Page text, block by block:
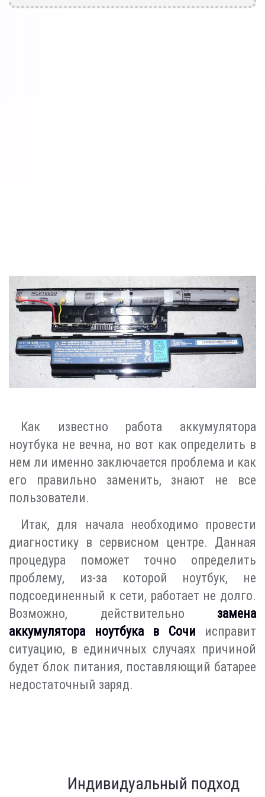
Как известно работа аккумулятора
ноутбука не вечна, но вот как определить в
нем ли именно заключается проблема и как
его правильно заменить, знают не все
пользователи.
Итак, для начала необходимо провести
диагностику в сервисном центре. Данная
процедура поможет точно определить
проблему, из-за которой ноутбук, не
подсоединенный к сети, работает не долго.
Возможно, действительно замена
аккумулятора ноутбука в Сочи исправит
ситуацию, в единичных случаях причиной
будет блок питания, поставляющий батарее
недостаточный заряд.